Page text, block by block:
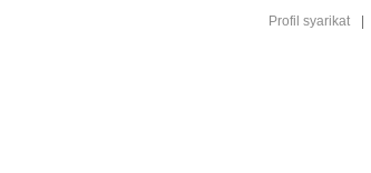
Profil syarikat